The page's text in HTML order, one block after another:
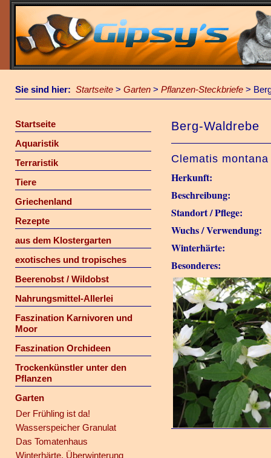
Sie sind hier: Startseite > Garten > Pflanzen-Steckbriefe >
Startseite
Aquaristik
Terraristik
Tiere
Griechenland
Rezepte
aus dem Klostergarten
exotisches und tropisches
Beerenobst / Wildobst
Nahrungsmittel-Allerlei
Faszination Karnivoren und
Moor
Faszination Orchideen
Trockenkünstler unter den
Pflanzen
Garten
Der Frühling ist da!
Wasserspeicher Granulat
Das Tomatenhaus
Winterhärte, Überwinterung
Berg-Waldrebe
Clematis
Herkunft:
Beschreibung:
Standort / Pflege:
Wuchs / Verwendung:
Winterhärte:
Besonderes: